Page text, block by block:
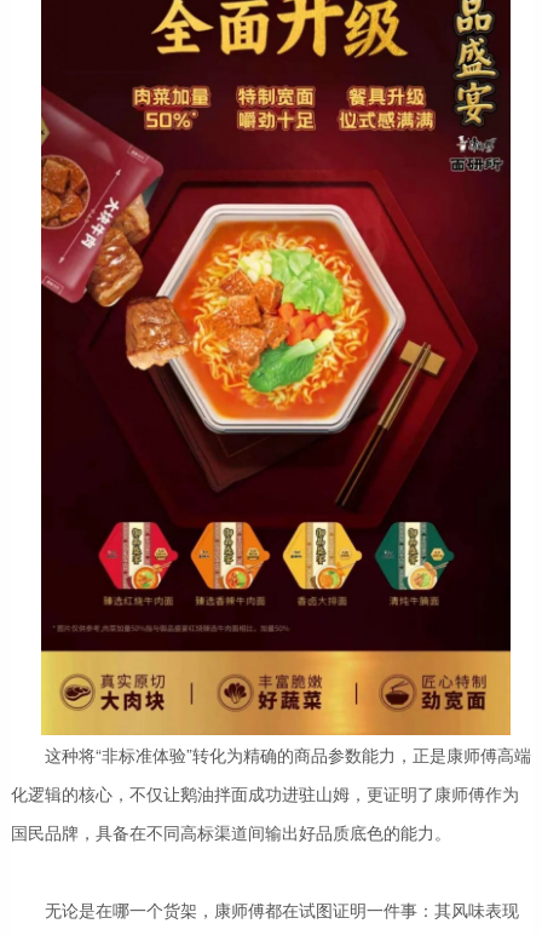
这种将“非标准体验”转化为精确的商品参数能力，正是康师傅高端
化逻辑的核心，不仅让鹅油拌面成功进驻山姆，更证明了康师傅作为
国民品牌，具备在不同高标渠道间输出好品质底色的能力。
无论是在哪一个货架，康师傅都在试图证明一件事：其风味表现